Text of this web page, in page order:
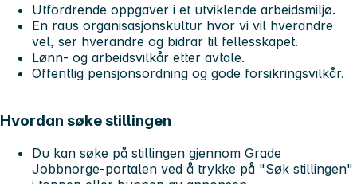
Utfordrende oppgaver i et utviklende arbeidsmiljø.
En raus organisasjonskultur hvor vi vil hverandre
vel, ser hverandre og bidrar til fellesskapet.
Lønn- og arbeidsvilkår etter avtale.
Offentlig pensjonsordning og gode forsikringsvilkår.
Hvordan søke stillingen
Du kan søke på stillingen gjennom Grade
Jobbnorge-portalen ved å trykke på "Søk stillingen"